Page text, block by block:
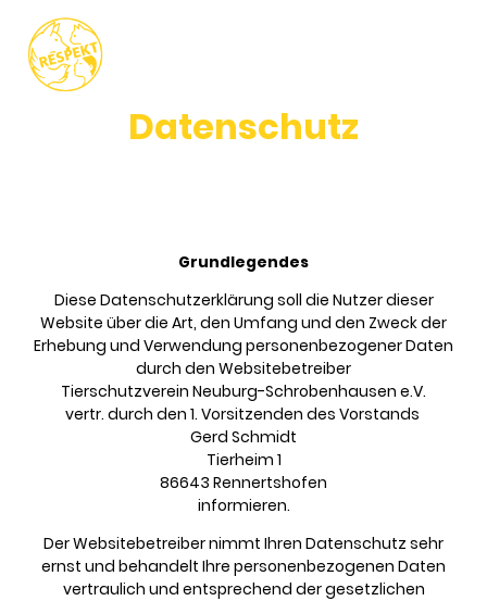
Datenschutz
Grundlegendes
Diese Datenschutzerklärung soll die Nutzer dieser
Website über die Art, den Umfang und den Zweck der
Erhebung und Verwendung personenbezogener Daten
durch den Websitebetreiber
Tierschutzverein Neuburg-Schrobenhausen e.V.
vertr. durch den 1. Vorsitzenden des Vorstands
Gerd Schmidt
Tierheim 1
86643 Rennertshofen
informieren.
Der Websitebetreiber nimmt Ihren Datenschutz sehr
ernst und behandelt Ihre personenbezogenen Daten
vertraulich und entsprechend der gesetzlichen